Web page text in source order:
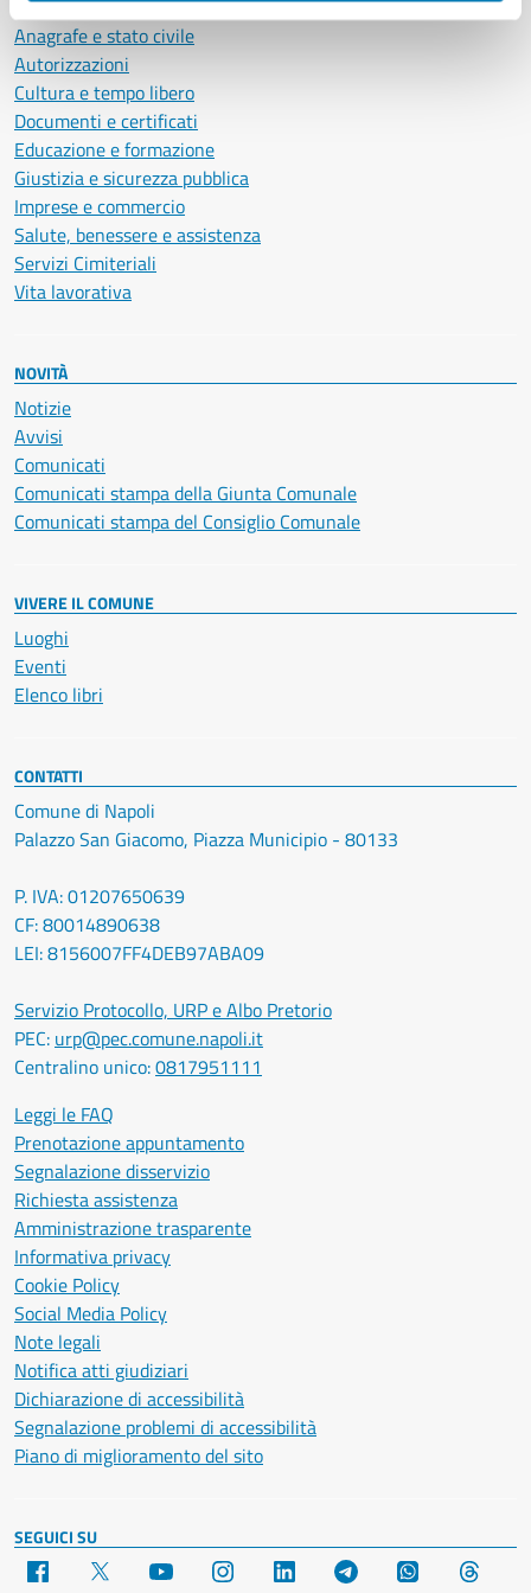
Ambiente
Anagrafe e stato civile
Autorizzazioni
Cultura e tempo libero
Documenti e certificati
Educazione e formazione
Giustizia e sicurezza pubblica
Imprese e commercio
Salute, benessere e assistenza
Servizi Cimiteriali
Vita lavorativa
NOVITÀ
Notizie
Avvisi
Comunicati
Comunicati stampa della Giunta Comunale
Comunicati stampa del Consiglio Comunale
VIVERE IL COMUNE
Luoghi
Eventi
Elenco libri
CONTATTI
Comune di Napoli
Palazzo San Giacomo, Piazza Municipio - 80133
P. IVA: 01207650639
CF: 80014890638
LEI: 8156007FF4DEB97ABA09
Servizio Protocollo, URP e Albo Pretorio
PEC: urp@pec.comune.napoli.it
Centralino unico:0817951111
Leggi le FAQ
Prenotazione appuntamento
Segnalazione disservizio
Richiesta assistenza
Amministrazione trasparente
Informativa privacy
Cookie Policy
Social Media Policy
Note legali
Notifica atti giudiziari
Dichiarazione di accessibilità
Segnalazione problemi di accessibilità
Piano di miglioramento del sito
SEGUICI SU
Facebook YouTube Instagram LinkedIn Telegram WhatsApp